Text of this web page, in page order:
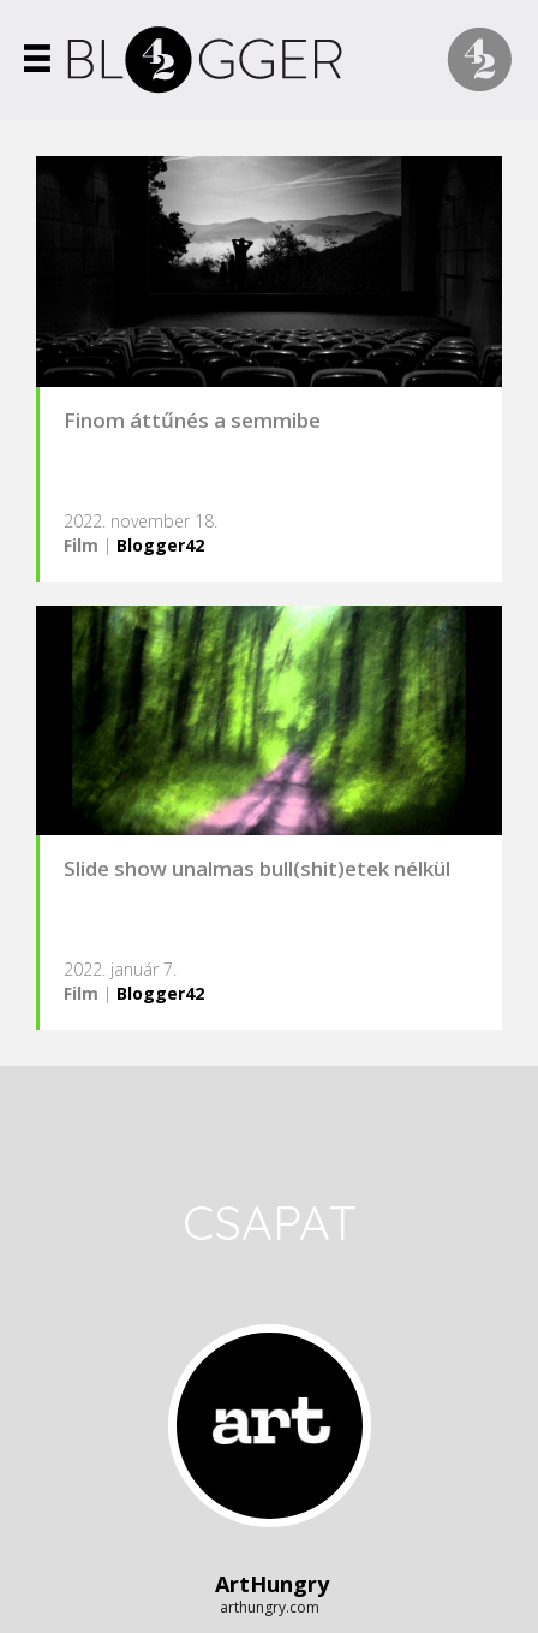
Finom áttűnés a semmibe
2022. november 18.
Film | Blogger42
Slide show unalmas bull(shit)etek nélkül
2022. január 7.
Film | Blogger42
CSAPAT
ArtHungry
arthungry.com